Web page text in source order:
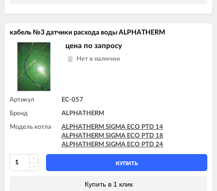
кабель №3 датчики расхода воды ALPHATHERM
цена по запросу
Нет в наличии
Артикул EC-057
Бренд ALPHATHERM
Модель котла
ALPHATHERM SIGMA ECO PTD 14
ALPHATHERM SIGMA ECO PTD 18
ALPHATHERM SIGMA ECO PTD 24
КУПИТЬ
Купить в 1 клик